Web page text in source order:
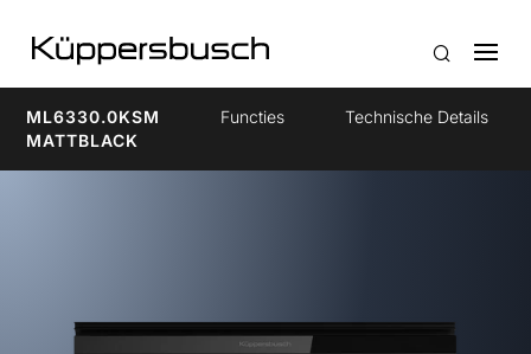
ML6330.0KSM
MATTBLACK
Functies Technische Details